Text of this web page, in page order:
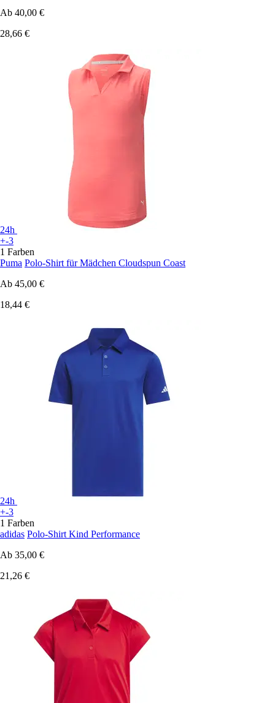
Ab 40,00 €
28,66 €
24h
+-3
1 Farben
Puma Polo-Shirt für Mädchen Cloudspun Coast
Ab 45,00 €
18,44 €
24h
+-3
1 Farben
adidas Polo-Shirt Kind Performance
Ab 35,00 €
21,26 €